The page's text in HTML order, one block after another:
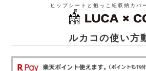
ヒップシートと抱っこ紐収納カバ
ルカコの使い方